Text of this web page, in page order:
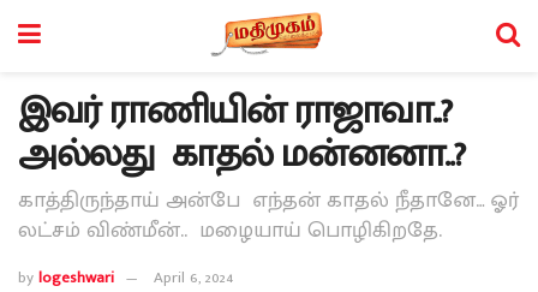
இவர் ராணியின் ராஜாவா..?
அல்லது காதல் மன்னனா..?
காத்திருந்தாய் அன்பே எந்தன் காதல் நீதானே… ஓர்
லட்சம் விண்மீன்.. மழையாய் பொழிகிறதே.
bylogeshwari April 6, 2024